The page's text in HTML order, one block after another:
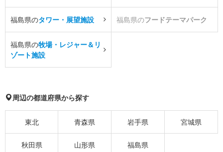
福島県のタワー・展望施設 福島県のフードテーマパーク
福島県の牧場・レジャー＆リ
ゾート施設
周辺の都道府県から探す
東北 青森県 岩手県 宮城県
秋田県 山形県 福島県